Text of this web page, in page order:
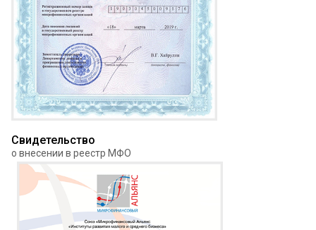
Свидетельство
о внесении в реестр МФО